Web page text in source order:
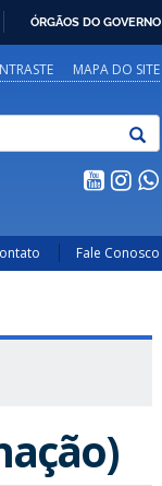
ÓRGÃOS DO GOVERNO
MAPA DO SITE
Fale Conosco